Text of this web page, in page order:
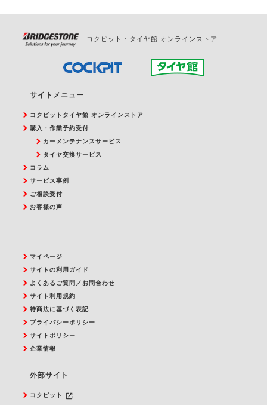
コクピット・タイヤ館 オンラインストア
サイトメニュー
コクピットタイヤ館 オンラインストア
購入・作業予約受付
カーメンテナンスサービス
タイヤ交換サービス
コラム
サービス事例
ご相談受付
お客様の声
マイページ
サイトの利用ガイド
よくあるご質問／お問合わせ
サイト利用規約
特商法に基づく表記
プライバシーポリシー
サイトポリシー
企業情報
外部サイト
コクピット
launch